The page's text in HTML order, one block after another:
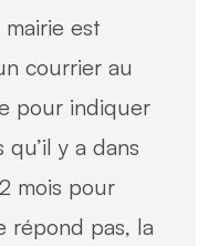
est
courrier au
pour indiquer
y a dans
mois pour
répond pas, la